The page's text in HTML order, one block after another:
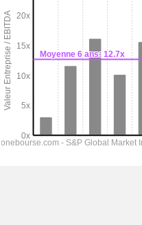
2,05 Md
1,92 Md
1,91 Md
22,91 Md